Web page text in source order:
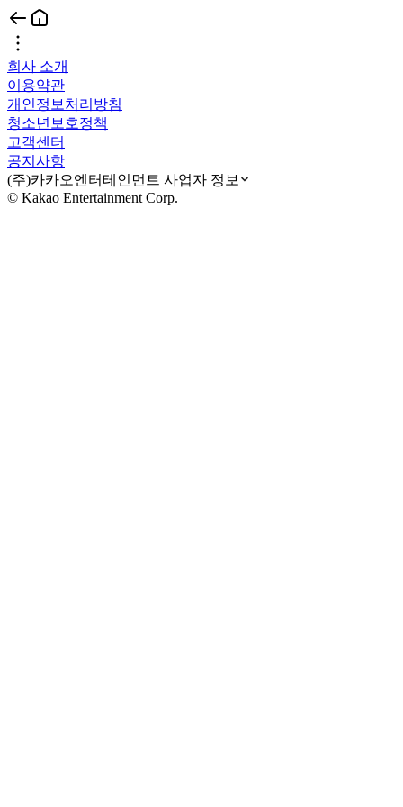
회사 소개
이용약관
개인정보처리방침
청소년보호정책
고객센터
공지사항
(주)카카오엔터테인먼트 사업자 정보
© Kakao Entertainment Corp.